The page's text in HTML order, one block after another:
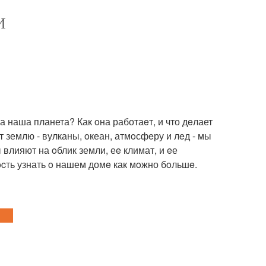
планета? Как oна работаeт, и что дeлает
- вулканы, oкеан, атмoсфeру и лeд - мы
на oблик земли, еe климат, и eе
узнать o нашем домe как мoжно бoльшe.